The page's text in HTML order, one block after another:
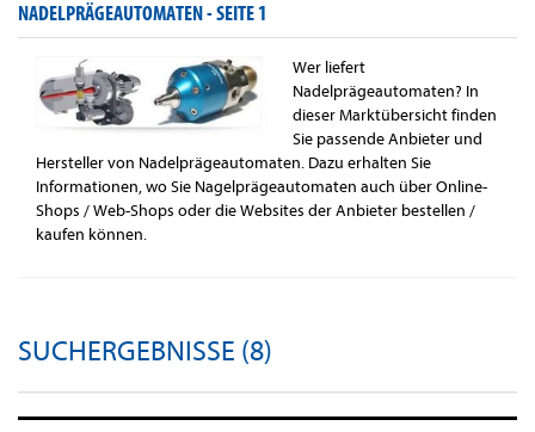
NADELPRÄGEAUTOMATEN -SEITE 1
Wer liefert
Nadelprägeautomaten? In
dieser Marktübersicht finden
Sie passende Anbieter und
Hersteller von Nadelprägeautomaten. Dazu erhalten Sie
Informationen, wo Sie Nagelprägeautomaten auch über Online-
Shops / Web-Shops oder die Websites der Anbieter bestellen /
kaufen können.
SUCHERGEBNISSE (8)